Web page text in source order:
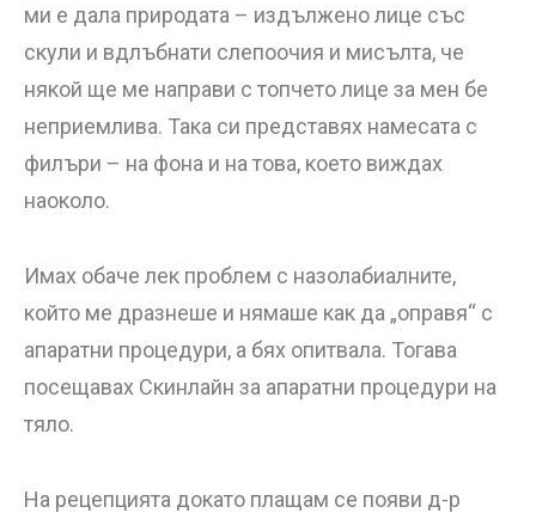
ми е дала природата – издължено лице със
скули и вдлъбнати слепоочия и мисълта, че
някой ще ме направи с топчето лице за мен бе
неприемлива. Така си представях намесата с
филъри – на фона и на това, което виждах
наоколо.
Имах обаче лек проблем с назолабиалните,
който ме дразнеше и нямаше как да „оправя“ с
апаратни процедури, а бях опитвала. Тогава
посещавах Скинлайн за апаратни процедури на
тяло.
На рецепцията докато плащам се появи д-р